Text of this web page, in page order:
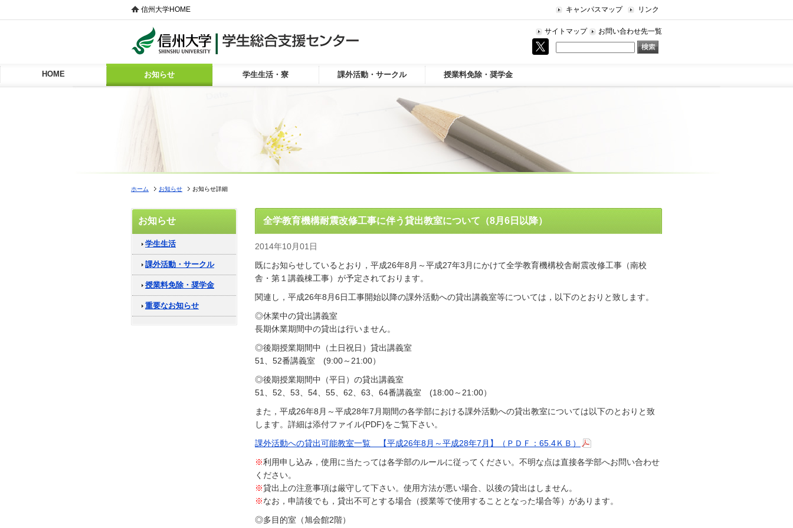
信州大学HOME キャンパスマップ リンク
サイトマップ お問い合わせ先一覧
HOME お知らせ 学生生活・寮 課外活動・サークル 授業料免除・奨学金
ホーム お知らせ お知らせ詳細
全学教育機構耐震改修工事に伴う貸出教室について（8月6日以降）
2014年10月01日
既にお知らせしているとおり，平成26年8月～平成27年3月にかけて全学教育機構校舎耐震改修工事（南校
舎・第１講義棟工事）が予定されております。
関連し，平成26年8月6日工事開始以降の課外活動への貸出講義室等については，以下のとおりと致します。
◎休業中の貸出講義室
長期休業期間中の貸出は行いません。
◎後期授業期間中（土日祝日）貸出講義室
51、52番講義室 (9:00～21:00）
◎後期授業期間中（平日）の貸出講義室
51、52、53、54、55、62、63、64番講義室 (18:00～21:00）
また，平成26年8月～平成28年7月期間の各学部における課外活動への貸出教室については以下のとおりと致
します。詳細は添付ファイル(PDF)をご覧下さい。
課外活動への貸出可能教室一覧 【平成26年8月～平成28年7月】（ＰＤＦ：65.4ＫＢ）
※利用申し込み，使用に当たっては各学部のルールに従ってください。不明な点は直接各学部へお問い合わせ
ください。
※貸出上の注意事項は厳守して下さい。使用方法が悪い場合、以後の貸出はしません。
※なお，申請後でも，貸出不可とする場合（授業等で使用することとなった場合等）があります。
◎多目的室（旭会館2階）
お知らせ
学生生活
課外活動・サークル
授業料免除・奨学金
重要なお知らせ